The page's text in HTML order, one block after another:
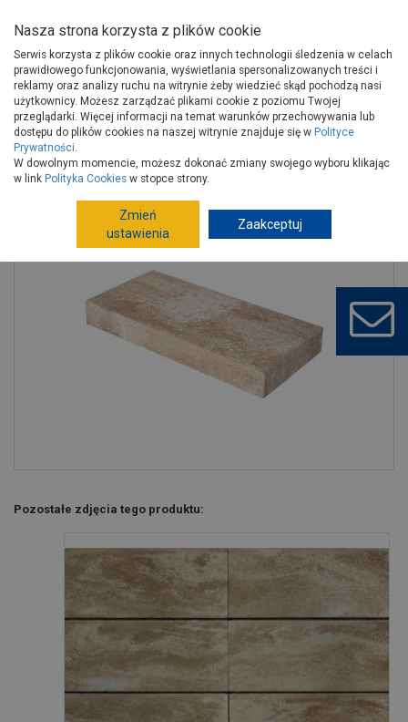
Strona główna Wokół domu
Ogrodzenia
Elementy betonowe, podmurówki
Elementy betonowe, podmurówki
Daszek ogrodzenia Drago CDR20 amber JONIEC
Pozostałe zdjęcia tego produktu:
Nasza strona korzysta z plików cookie
Serwis korzysta z plików cookie oraz innych technologii śledzenia w celach
prawidłowego funkcjonowania, wyświetlania spersonalizowanych treści i
reklamy oraz analizy ruchu na witrynie żeby wiedzieć skąd pochodzą nasi
użytkownicy. Możesz zarządzać plikami cookie z poziomu Twojej
przeglądarki. Więcej informacji na temat warunków przechowywania lub
dostępu do plików cookies na naszej witrynie znajduje się w Polityce
Prywatności.
W dowolnym momencie, możesz dokonać zmiany swojego wyboru klikając
w link Polityka Cookies w stopce strony.
Zmień
ustawienia
Zaakceptuj